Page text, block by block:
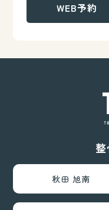
WEB予約
秋田 旭南